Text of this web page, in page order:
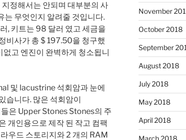
정해서는 안되며 대부분의 사
는 무엇인지 알려줄 것입니다.
, 키트는 98 달러 였고 세금을
비사가 총 $ 197.50을 청구했
고 엔진이 완벽하게 청소됩니
및 lacustrine 석회암과 눈에
습니다. 많은 석회암이
은 Upper Stones Stones의 주
개인용으로 제작 된 작고 컴팩
우드 스토리지와 2 개의 RAM
November
October 2018
September
August 2018
July 2018
May 2018
April 2018